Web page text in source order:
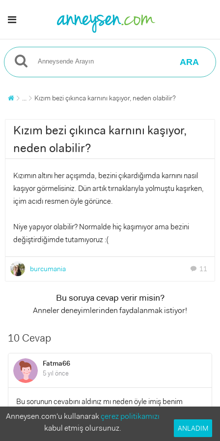
ARA
... Kızım bezi çıkınca karnını kaşıyor, neden olabilir?
Kızım bezi çıkınca karnını kaşıyor,
neden olabilir?
Kızımın altını her açışımda, bezini çıkardığımda karnını nasıl
kaşıyor görmelisiniz. Dün artık tırnaklarıyla yolmuştu kaşırken,
içim acıdı resmen öyle görünce.
Niye yapıyor olabilir? Normalde hiç kaşımıyor ama bezini
değiştirdiğimde tutamıyoruz :(
burcumania chat 11
Bu soruya cevap verir misin?
Anneler deneyimlerinden faydalanmak istiyor!
10 Cevap
Fatma66
5 yıl önce
Bu sorunun cevabını aldınız mı neden öyle imiş benim
oğlumda aynı şikayet var da
Anneysen.com'u kullanarakçerez politikamızı
kabul etmiş olursunuz.
ANLADIM